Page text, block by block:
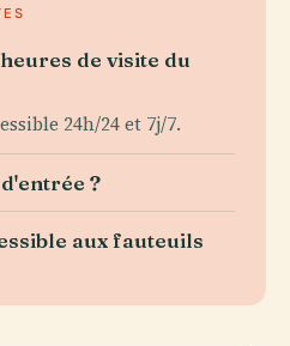
de visite du
24h/24 et 7j/7.
?
aux fauteuils